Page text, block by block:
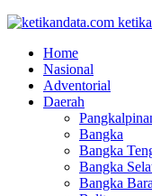
Home
Nasional
Adventorial
Daerah
Bangka
Bangka
Bangka
Bangka